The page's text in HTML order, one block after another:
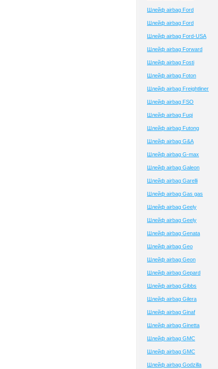
Шлейф airbag Ford
Шлейф airbag Ford
Шлейф airbag Ford-USA
Шлейф airbag Forward
Шлейф airbag Fosti
Шлейф airbag Foton
Шлейф airbag Freightliner
Шлейф airbag FSO
Шлейф airbag Fuqi
Шлейф airbag Futong
Шлейф airbag G&A
Шлейф airbag G-max
Шлейф airbag Galeon
Шлейф airbag Garelli
Шлейф airbag Gas gas
Шлейф airbag Geely
Шлейф airbag Geely
Шлейф airbag Genata
Шлейф airbag Geo
Шлейф airbag Geon
Шлейф airbag Gepard
Шлейф airbag Gibbs
Шлейф airbag Gilera
Шлейф airbag Ginaf
Шлейф airbag Ginetta
Шлейф airbag GMC
Шлейф airbag GMC
Шлейф airbag Godzilla